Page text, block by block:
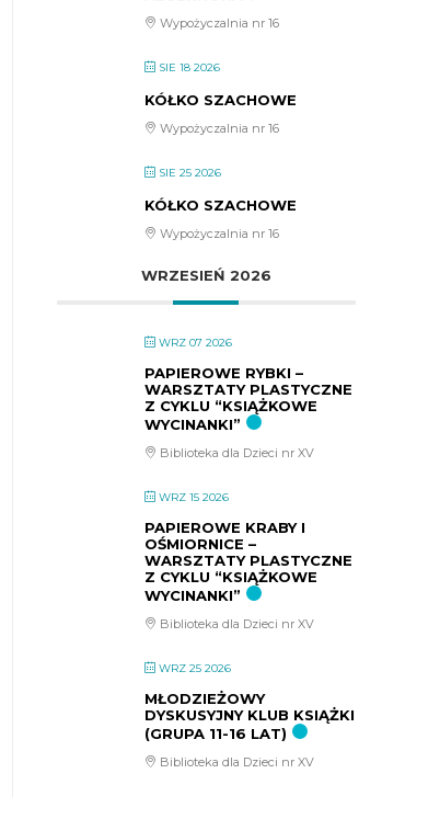
Wypożyczalnia nr 16
SIE 18 2026
KÓŁKO SZACHOWE
Wypożyczalnia nr 16
SIE 25 2026
KÓŁKO SZACHOWE
Wypożyczalnia nr 16
WRZESIEŃ 2026
WRZ 07 2026
PAPIEROWE RYBKI –
WARSZTATY PLASTYCZNE
Z CYKLU “KSIĄŻKOWE
WYCINANKI”
Biblioteka dla Dzieci nr XV
WRZ 15 2026
PAPIEROWE KRABY I
OŚMIORNICE –
WARSZTATY PLASTYCZNE
Z CYKLU “KSIĄŻKOWE
WYCINANKI”
Biblioteka dla Dzieci nr XV
WRZ 25 2026
MŁODZIEŻOWY
DYSKUSYJNY KLUB KSIĄŻKI
(GRUPA 11-16 LAT)
Biblioteka dla Dzieci nr XV